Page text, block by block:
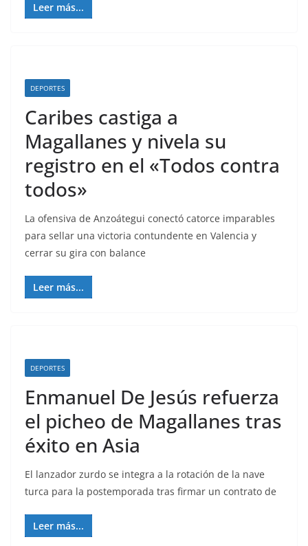
Leer más...
DEPORTES
Caribes castiga a
Magallanes y nivela su
registro en el «Todos contra
todos»
La ofensiva de Anzoátegui conectó catorce imparables
para sellar una victoria contundente en Valencia y
cerrar su gira con balance
Leer más...
DEPORTES
Enmanuel De Jesús refuerza
el picheo de Magallanes tras
éxito en Asia
El lanzador zurdo se integra a la rotación de la nave
turca para la postemporada tras firmar un contrato de
Leer más...